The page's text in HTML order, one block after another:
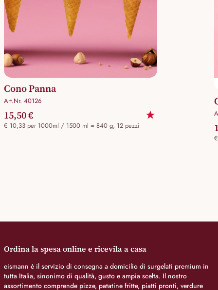
Cono Panna
Art.Nr. 40126
15,50 €
€ 10,33 per 1000ml / 1500 ml = 840 g, 12 pezzi
Ordina la spesa online e ricevila a casa
eismann è il servizio di consegna a domicilio di surgelati premium in
tutta Italia, sinonimo di qualità, gusto e ampia scelta. Il nostro
assortimento comprende pizze, patatine fritte, piatti pronti, verdure